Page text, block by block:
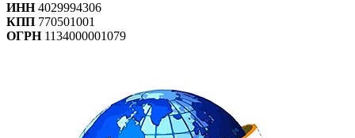
ИНН4029994306
КПП 770501001
ОГРН1134000001079